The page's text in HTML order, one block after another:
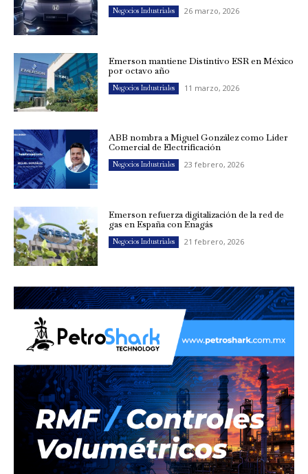
Negocios Industriales 26 marzo, 2026
Emerson mantiene Distintivo ESR en México
por octavo año
Negocios Industriales 11 marzo, 2026
ABB nombra a Miguel González como Líder
Comercial de Electrificación
Negocios Industriales 23 febrero, 2026
Emerson refuerza digitalización de la red de
gas en España con Enagás
Negocios Industriales 21 febrero, 2026